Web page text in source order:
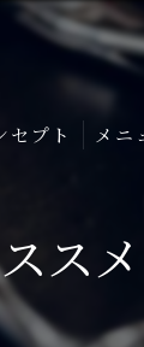
セプト メニ
ス